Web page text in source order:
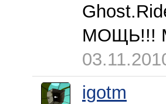
МОЩЬ!!!
igotm